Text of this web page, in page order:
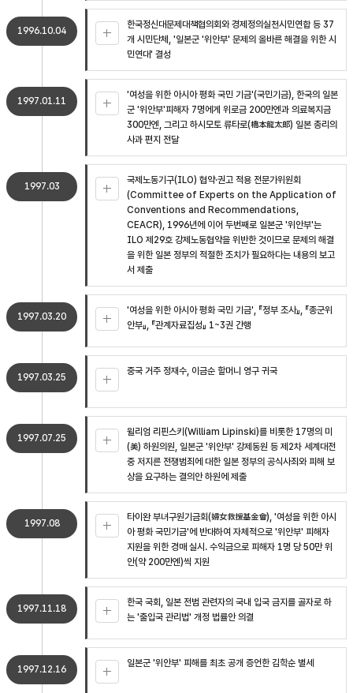
1996.10.04
한국정신대문제대책협의회와 경제정의실천시민연합 등 37
개 시민단체, '일본군 '위안부' 문제의 올바른 해결을 위한 시
민연대' 결성
1997.01.11
'여성을 위한 아시아 평화 국민 기금'(국민기금), 한국의 일본
군 '위안부'피해자 7명에게 위로금 200만엔과 의료복지금
300만엔, 그리고 하시모토 류타로(橋本龍太郞) 일본 총리의
사과 편지 전달
1997.03
국제노동기구(ILO) 협약·권고 적용 전문가위원회
(Committee of Experts on the Application of
Conventions and Recommendations,
CEACR), 1996년에 이어 두번째로 일본군 '위안부'는
ILO 제29호 강제노동협약을 위반한 것이므로 문제의 해결
을 위한 일본 정부의 적절한 조치가 필요하다는 내용의 보고
서 제출
1997.03.20
'여성을 위한 아시아 평화 국민 기금', 『정부 조사』, 『종군위
안부』, 『관계자료집성』 1~3권 간행
1997.03.25
중국 거주 정재수, 이금순 할머니 영구 귀국
1997.07.25
윌리엄 리핀스키(William Lipinski)를 비롯한 17명의 미
(美) 하원의원, 일본군 '위안부' 강제동원 등 제2차 세계대전
중 저지른 전쟁범죄에 대한 일본 정부의 공식사죄와 피해 보
상을 요구하는 결의안 하원에 제출
1997.08
타이완 부녀구원기금회(婦女救援基金會), '여성을 위한 아시
아 평화 국민기금'에 반대하여 자체적으로 '위안부' 피해자
지원을 위한 경매 실시. 수익금으로 피해자 1명 당 50만 위
안(약 200만엔)씩 지원
1997.11.18
한국 국회, 일본 전범 관련자의 국내 입국 금지를 골자로 하
는 '출입국 관리법' 개정 법률안 의결
1997.12.16
일본군 '위안부' 피해를 최초 공개 증언한 김학순 별세